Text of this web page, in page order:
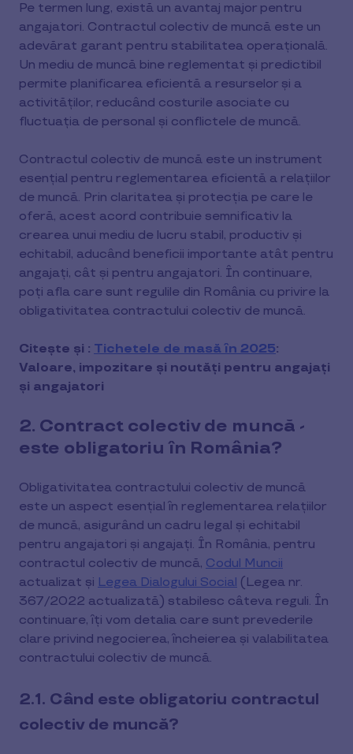
Pe termen lung, există un avantaj major pentru
angajatori. Contractul colectiv de muncă este un
adevărat garant pentru stabilitatea operațională.
Un mediu de muncă bine reglementat și predictibil
permite planificarea eficientă a resurselor și a
activităților, reducând costurile asociate cu
fluctuația de personal și conflictele de muncă.
Contractul colectiv de muncă este un instrument
esențial pentru reglementarea eficientă a relațiilor
de muncă. Prin claritatea și protecția pe care le
oferă, acest acord contribuie semnificativ la
crearea unui mediu de lucru stabil, productiv și
echitabil, aducând beneficii importante atât pentru
angajați, cât și pentru angajatori. În continuare,
poți afla care sunt regulile din România cu privire la
obligativitatea contractului colectiv de muncă.
Citește și : Tichetele de masă în 2025:
Valoare, impozitare și noutăți pentru angajați
și angajatori
2. Contract colectiv de muncă -
este obligatoriu în România?
Obligativitatea contractului colectiv de muncă
este un aspect esențial în reglementarea relațiilor
de muncă, asigurând un cadru legal și echitabil
pentru angajatori și angajați. În România, pentru
contractul colectiv de muncă, Codul Muncii
actualizat şi Legea Dialogului Social (Legea nr.
367/2022 actualizată) stabilesc câteva reguli. În
continuare, îți vom detalia care sunt prevederile
clare privind negocierea, încheierea și valabilitatea
contractului colectiv de muncă.
2.1. Când este obligatoriu contractul
colectiv de muncă?